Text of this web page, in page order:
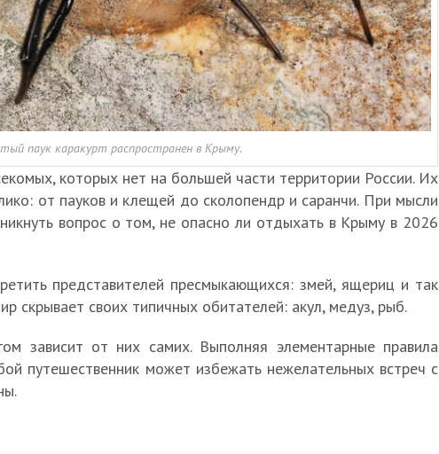
паук каракурт распространен в Крыму.
которых нет на большей части территории России. Их
от пауков и клещей до сколопендр и саранчи. При мысли
вопрос о том, не опасно ли отдыхать в Крыму в 2026
представителей пресмыкающихся: змей, ящериц и так
скрывает своих типичных обитателей: акул, медуз, рыб.
зависит от них самих. Выполняя элементарные правила
путешественник может избежать нежелательных встреч с